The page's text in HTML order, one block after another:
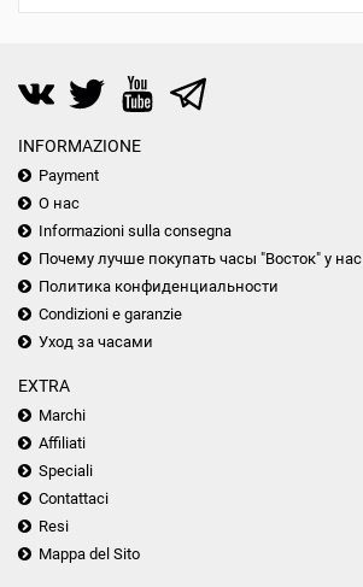
INFORMAZIONE
Payment
О нас
Informazioni sulla consegna
Почему лучше покупать часы "Восток" у нас
Политика конфиденциальности
Condizioni e garanzie
Уход за часами
EXTRA
Marchi
Affiliati
Speciali
Contattaci
Resi
Mappa del Sito